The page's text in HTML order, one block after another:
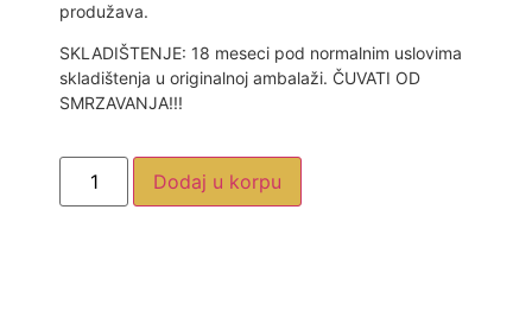
produžava.
SKLADIŠTENJE: 18 meseci pod normalnim uslovima
skladištenja u originalnoj ambalaži. ČUVATI OD
SMRZAVANJA!!!
Dodaj u korpu